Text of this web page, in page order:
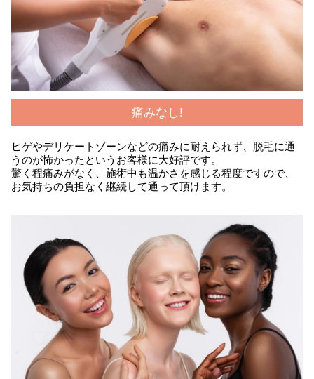
痛みなし!
ヒゲやデリケートゾーンなどの痛みに耐えられず、脱毛に通
うのが怖かったというお客様に大好評です。
驚く程痛みがなく、施術中も温かさを感じる程度ですので、
お気持ちの負担なく継続して通って頂けます。